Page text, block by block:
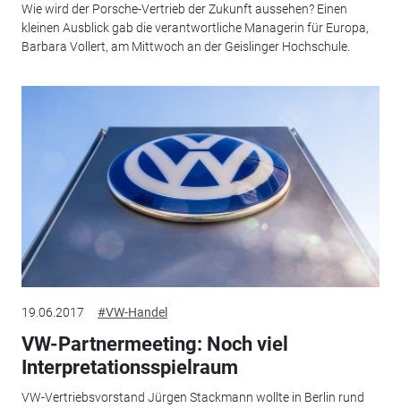
Wie wird der Porsche-Vertrieb der Zukunft aussehen? Einen
kleinen Ausblick gab die verantwortliche Managerin für Europa,
Barbara Vollert, am Mittwoch an der Geislinger Hochschule.
19.06.2017 #VW-Handel
VW-Partnermeeting: Noch viel
Interpretationsspielraum
VW-Vertriebsvorstand Jürgen Stackmann wollte in Berlin rund